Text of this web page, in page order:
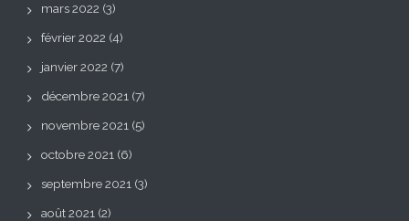
mars 2022 (3)
février 2022 (4)
janvier 2022 (7)
décembre 2021 (7)
novembre 2021 (5)
octobre 2021 (6)
septembre 2021 (3)
août 2021 (2)